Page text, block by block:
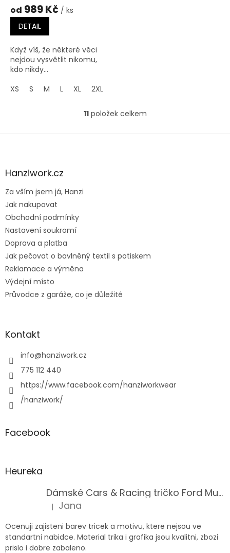
od 989 Kč / ks
DETAIL
Když víš, že některé věci
nejdou vysvětlit nikomu,
kdo nikdy...
XS
S M L XL 2XL
O
l
ý
p
u
11položek celkem
Z
aHanziwork.cz
Za vším jsem já, Hanzi
Jak nakupovat
Obchodní podmínky
Nastavení soukromí
Doprava a platba
Jak pečovat o bavlněný textil s potiskem
Reklamace a výměna
Výdejní místo
Průvodce z garáže, co je důležité
Kontakt
info@hanziwork.cz
775 112 440
https://www.facebook.com/hanziworkwear
/hanziwork/
Facebook
Heureka
Dámské Cars & Racing tričko Ford Mustang 5. generace
Hodnocení produktu je 5 z 5 hvězdiček.
| Jana
Ocenuji zajisteni barev tricek a motivu, ktere nejsou ve
standartni nabidce. Material trika i grafika jsou kvalitni, zbozi
prislo i dobre zabaleno.